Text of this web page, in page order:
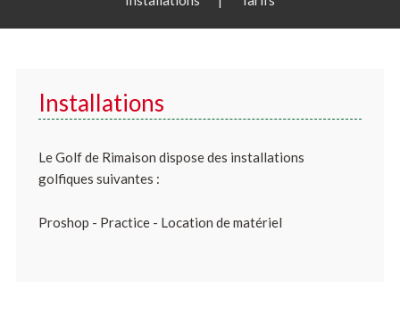
Installations
Le Golf de Rimaison dispose des installations
golfiques suivantes :
Proshop - Practice - Location de matériel